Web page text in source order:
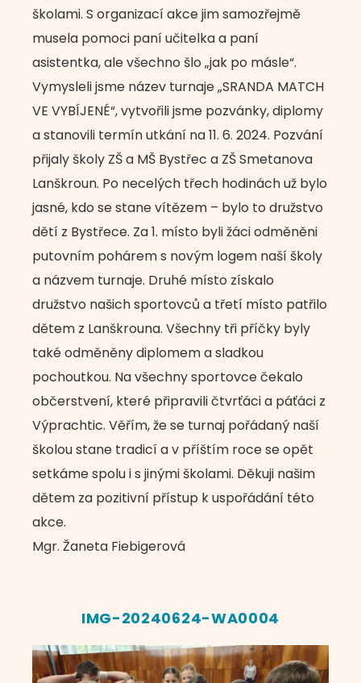
školami. S organizací akce jim samozřejmě
musela pomoci paní učitelka a paní
asistentka, ale všechno šlo „jak po másle“.
Vymysleli jsme název turnaje „SRANDA MATCH
VE VYBÍJENÉ“, vytvořili jsme pozvánky, diplomy
a stanovili termín utkání na 11. 6. 2024. Pozvání
přijaly školy ZŠ a MŠ Bystřec a ZŠ Smetanova
Lanškroun. Po necelých třech hodinách už bylo
jasné, kdo se stane vítězem – bylo to družstvo
dětí z Bystřece. Za 1. místo byli žáci odměněni
putovním pohárem s novým logem naší školy
a názvem turnaje. Druhé místo získalo
družstvo našich sportovců a třetí místo patřilo
dětem z Lanškrouna. Všechny tři příčky byly
také odměněny diplomem a sladkou
pochoutkou. Na všechny sportovce čekalo
občerstvení, které připravili čtvrťáci a páťáci z
Výprachtic. Věřím, že se turnaj pořádaný naší
školou stane tradicí a v příštím roce se opět
setkáme spolu i s jinými školami. Děkuji našim
dětem za pozitivní přístup k uspořádání této
akce.
Mgr. Žaneta Fiebigerová
IMG-20240624-WA0004